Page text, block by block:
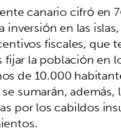
canario cifró en
inversión en las
fiscales, que
fijar la población en
de 10.000
sumarán, además,
por los cabildos